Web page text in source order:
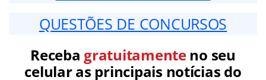
QUESTÕES DE CONCURSOS
Receba gratuitamenteno seu
celular as principais notícias do